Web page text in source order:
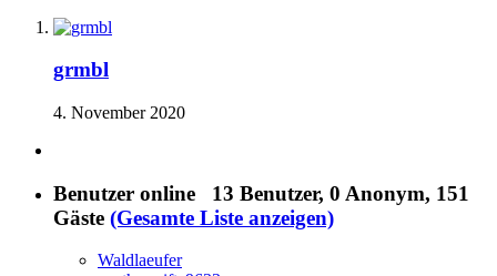
grmbl
4. November 2020
Benutzer online 13 Benutzer, 0 Anonym, 151
Gäste (Gesamte Liste anzeigen)
Waldlaeufer